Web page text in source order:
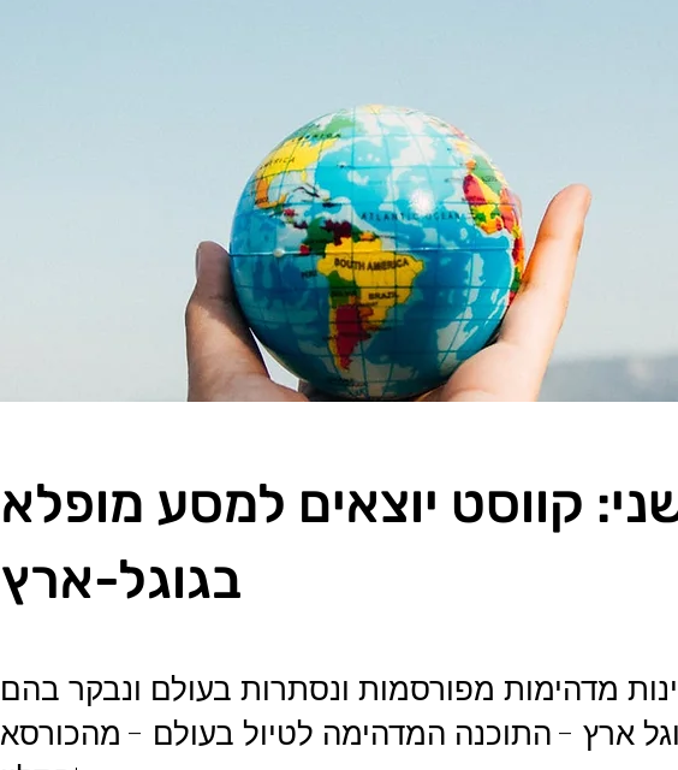
קווסט יוצאים למסע מופלא
בגוגל-ארץ
מדהימות מפורסמות ונסתרות בעולם ונבקר בהם
ארץ - התוכנה המדהימה לטיול בעולם - מהכורסא